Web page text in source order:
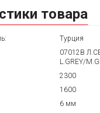
товара
Турция
07012B
L.GREY/
2300
1600
6 мм